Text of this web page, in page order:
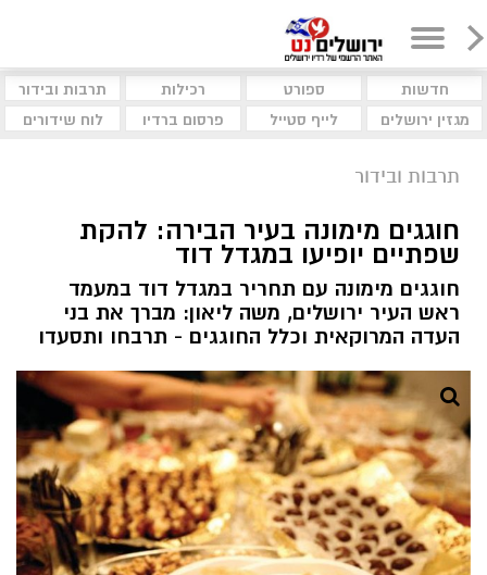
חדשות ספורט רכילות
תרבות ובידור
מגזין ירושלים
לייף סטייל פרסום ברדיו לוח שידורים
תרבות ובידור
חוגגים מימונה בעיר הבירה: להקת
שפתיים יופיעו במגדל דוד
חוגגים מימונה עם תחריר במגדל דוד במעמד
ראש העיר ירושלים, משה ליאון: מברך את בני
העדה המרוקאית וכלל החוגגים - תרבחו ותסעדו